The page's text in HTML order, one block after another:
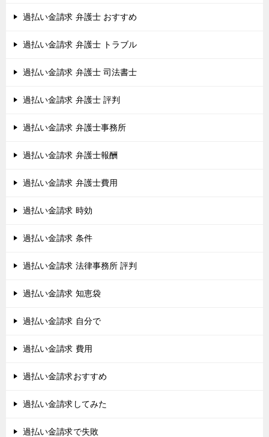
過払い金請求 弁護士 おすすめ
過払い金請求 弁護士 トラブル
過払い金請求 弁護士 司法書士
過払い金請求 弁護士 評判
過払い金請求 弁護士事務所
過払い金請求 弁護士報酬
過払い金請求 弁護士費用
過払い金請求 時効
過払い金請求 条件
過払い金請求 法律事務所 評判
過払い金請求 知恵袋
過払い金請求 自分で
過払い金請求 費用
過払い金請求おすすめ
過払い金請求してみた
過払い金請求で失敗